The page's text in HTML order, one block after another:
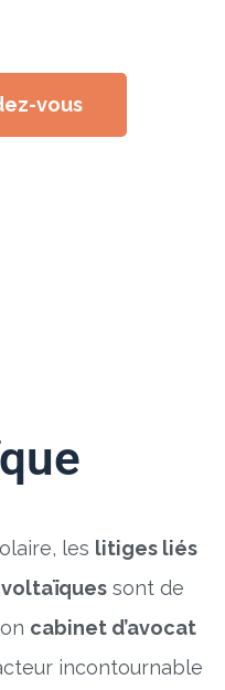
vous
les litiges liés
sont de
cabinet d’avocat
incontournable